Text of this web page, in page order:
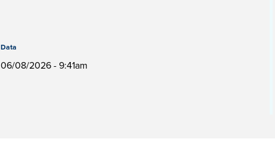
Data
06/08/2026 - 9:41am